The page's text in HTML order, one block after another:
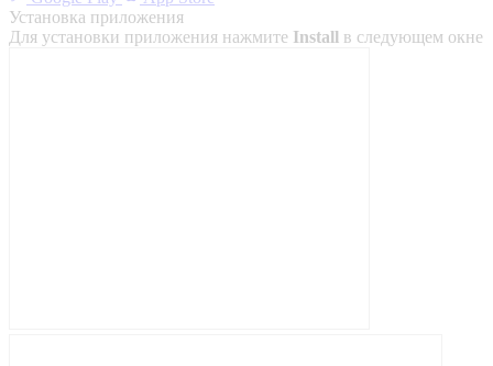
Установка приложения
Для установки приложения нажмите Install в следующем окне